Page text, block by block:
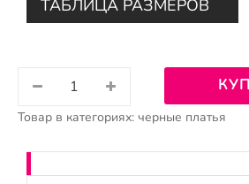
ТАБЛИЦА РАЗМЕРОВ
Товар в категориях: черные платья